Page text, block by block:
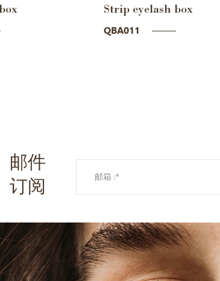
Strip eyelash box
QBA011
邮件
订阅